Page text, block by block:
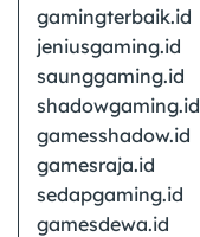
gamingterbaik.id
jeniusgaming.id
saunggaming.id
shadowgaming.id
gamesshadow.id
gamesraja.id
sedapgaming.id
gamesdewa.id